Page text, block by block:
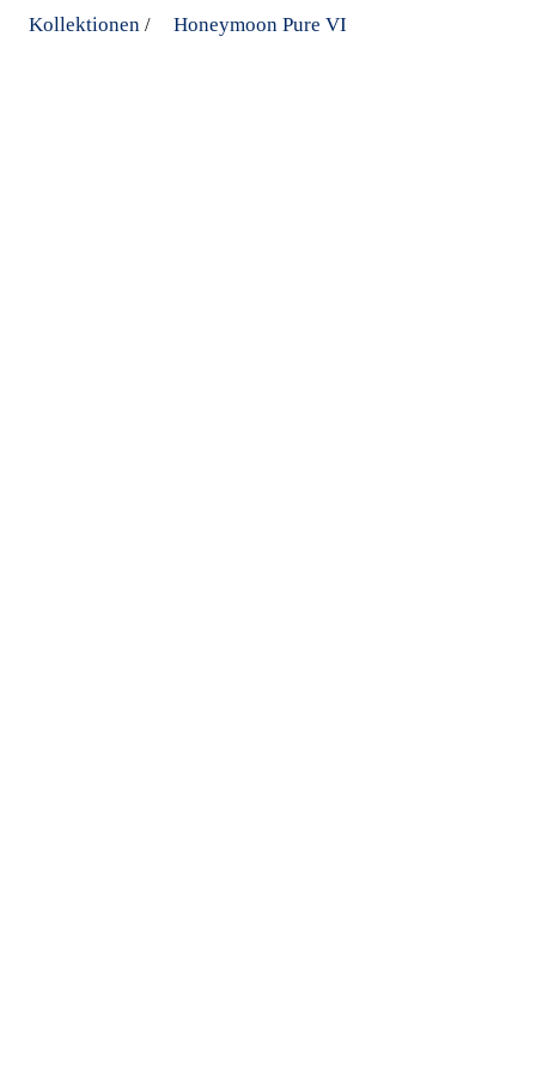
Kollektionen / Honeymoon Pure VI